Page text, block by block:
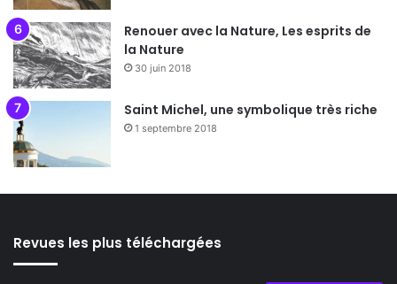
Renouer avec la Nature, Les esprits de
la Nature
30 juin 2018
Saint Michel, une symbolique très riche
1 septembre 2018
Revues les plus téléchargées